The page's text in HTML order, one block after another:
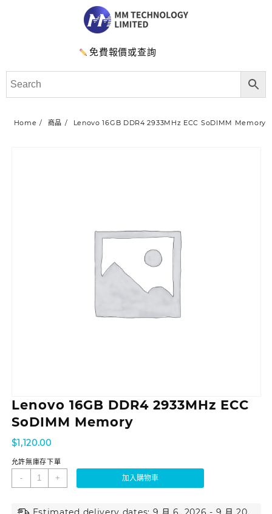
免費報價或查詢
Home 商品 Lenovo 16GB DDR4 2933MHz ECC SoDIMM Memory
Lenovo 16GB DDR4 2933MHz ECC
SoDIMM Memory
$1,120.00
允許無庫存下單
- + 加入購物車